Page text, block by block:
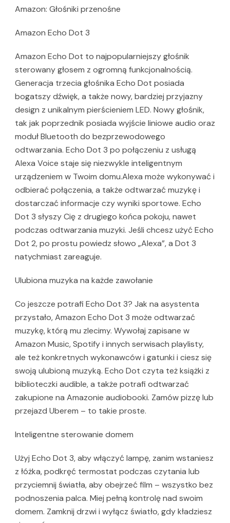
Amazon: Głośniki przenośne
Amazon Echo Dot 3
Amazon Echo Dot to najpopularniejszy głośnik
sterowany głosem z ogromną funkcjonalnością.
Generacja trzecia głośnika Echo Dot posiada
bogatszy dźwięk, a także nowy, bardziej przyjazny
design z unikalnym pierścieniem LED. Nowy głośnik,
tak jak poprzednik posiada wyjście liniowe audio oraz
moduł Bluetooth do bezprzewodowego
odtwarzania. Echo Dot 3 po połączeniu z usługą
Alexa Voice staje się niezwykle inteligentnym
urządzeniem w Twoim domu.Alexa może wykonywać i
odbierać połączenia, a także odtwarzać muzykę i
dostarczać informacje czy wyniki sportowe. Echo
Dot 3 słyszy Cię z drugiego końca pokoju, nawet
podczas odtwarzania muzyki. Jeśli chcesz użyć Echo
Dot 2, po prostu powiedz słowo „Alexa”, a Dot 3
natychmiast zareaguje.
Ulubiona muzyka na każde zawołanie
Co jeszcze potrafi Echo Dot 3? Jak na asystenta
przystało, Amazon Echo Dot 3 może odtwarzać
muzykę, którą mu zlecimy. Wywołaj zapisane w
Amazon Music, Spotify i innych serwisach playlisty,
ale też konkretnych wykonawców i gatunki i ciesz się
swoją ulubioną muzyką. Echo Dot czyta też książki z
biblioteczki audible, a także potrafi odtwarzać
zakupione na Amazonie audiobooki. Zamów pizzę lub
przejazd Uberem – to takie proste.
Inteligentne sterowanie domem
Użyj Echo Dot 3, aby włączyć lampę, zanim wstaniesz
z łóżka, podkręć termostat podczas czytania lub
przyciemnij światła, aby obejrzeć film – wszystko bez
podnoszenia palca. Miej pełną kontrolę nad swoim
domem. Zamknij drzwi i wyłącz światło, gdy kładziesz